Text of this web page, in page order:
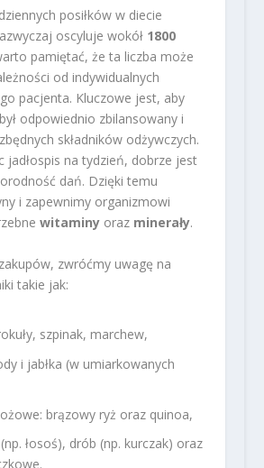
posiłków w diecie
oscyluje wokół 1800
pamiętać, że ta liczba może
od indywidualnych
pacjenta. Kluczowe jest, aby
odpowiednio zbilansowany i
składników odżywczych.
jadłospis na tydzień, dobrze jest
dań. Dzięki temu
i zapewnimy organizmowi
witaminyoraz minerały.
zwróćmy uwagę na
takie jak:
szpinak, marchew,
i jabłka (w umiarkowanych
brązowy ryż oraz quinoa,
łosoś), drób (np. kurczak) oraz